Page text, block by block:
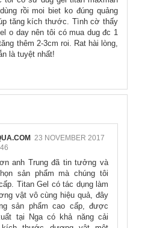
rồi moi biet ko đúng quảng
tăng kích thước. Tình cờ thấy
o day nên tôi có mua dug đc 1
thêm 2-3cm roi. Rat hài lòng,
là tuyệt nhất!
23 NOVEMBER 2017
anh Trung đã tin tưởng và
sản phẩm mà chúng tôi
Titan Gel có tác dụng làm
vật vô cùng hiệu quả, đây
sản phẩm cao cấp, được
tại Nga có khả năng cải